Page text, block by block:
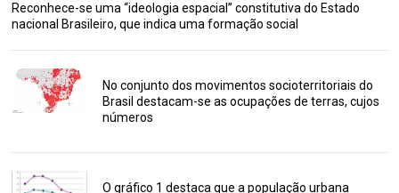
Reconhece-se uma “ideologia espacial” constitutiva do Estado
nacional Brasileiro, que indica uma formação social
No conjunto dos movimentos socioterritoriais do
Brasil destacam-se as ocupações de terras, cujos
números
O gráfico 1 destaca que a população urbana